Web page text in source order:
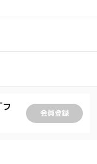
会員登録